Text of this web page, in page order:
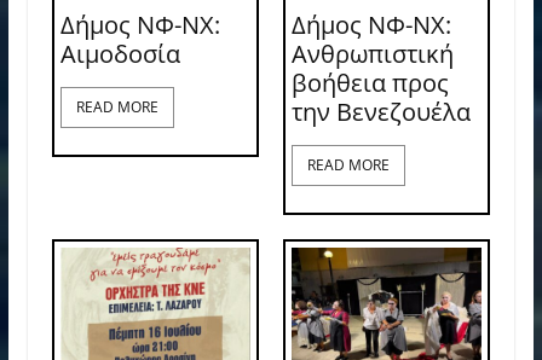
Δήμος ΝΦ-ΝΧ:
Aιμοδοσία
READ MORE
Δήμος ΝΦ-ΝΧ:
Ανθρωπιστική
βοήθεια προς
την Βενεζουέλα
READ MORE